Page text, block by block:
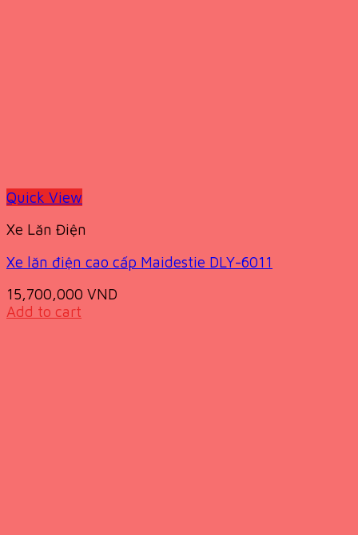
Quick View
Xe Lăn Điện
Xe lăn điện cao cấp Maidestie DLY-6011
15,700,000 VND
Add to cart